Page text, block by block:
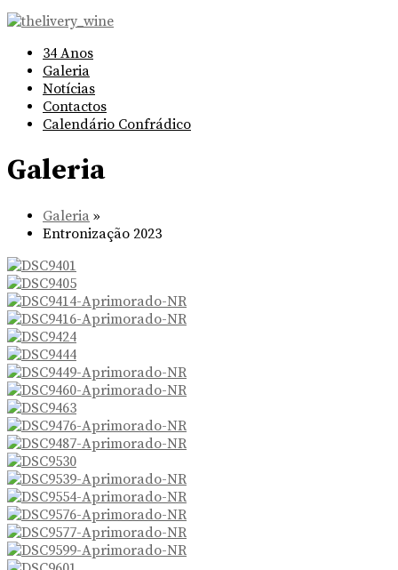
34 Anos
Galeria
Notícias
Contactos
Calendário Confrádico
Galeria
Galeria »
Entronização 2023